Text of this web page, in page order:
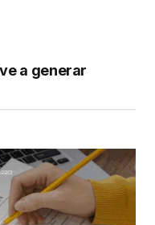
a generar